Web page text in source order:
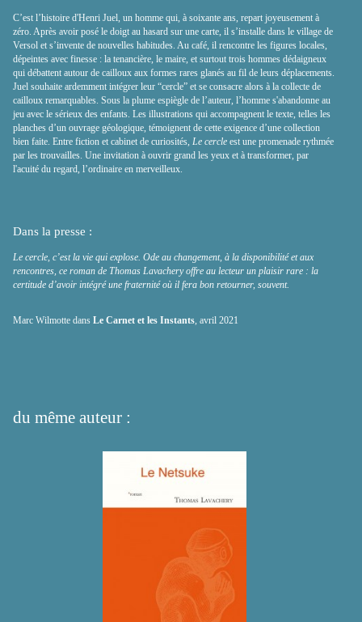
C’est l’histoire d'Henri Juel, un homme qui, à soixante ans, repart joyeusement à
zéro. Après avoir posé le doigt au hasard sur une carte, il s’installe dans le village de
Versol et s’invente de nouvelles habitudes. Au café, il rencontre les figures locales,
dépeintes avec finesse : la tenancière, le maire, et surtout trois hommes dédaigneux
qui débattent autour de cailloux aux formes rares glanés au fil de leurs déplacements.
Juel souhaite ardemment intégrer leur “cercle” et se consacre alors à la collecte de
cailloux remarquables. Sous la plume espiègle de l’auteur, l’homme s'abandonne au
jeu avec le sérieux des enfants. Les illustrations qui accompagnent le texte, telles les
planches d’un ouvrage géologique, témoignent de cette exigence d’une collection
bien faite. Entre fiction et cabinet de curiosités, Le cercle est une promenade rythmée
par les trouvailles. Une invitation à ouvrir grand les yeux et à transformer, par
l'acuité du regard, l’ordinaire en merveilleux.
Dans la presse :
Le cercle, c’est la vie qui explose. Ode au changement, à la disponibilité et aux
rencontres, ce roman de Thomas Lavachery offre au lecteur un plaisir rare : la
certitude d’avoir intégré une fraternité où il fera bon retourner, souvent.
Marc Wilmotte dans Le Carnet et les Instants , avril 2021
du même auteur :